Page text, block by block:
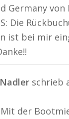
Germany von
Die
ist bei mir
schrieb
der